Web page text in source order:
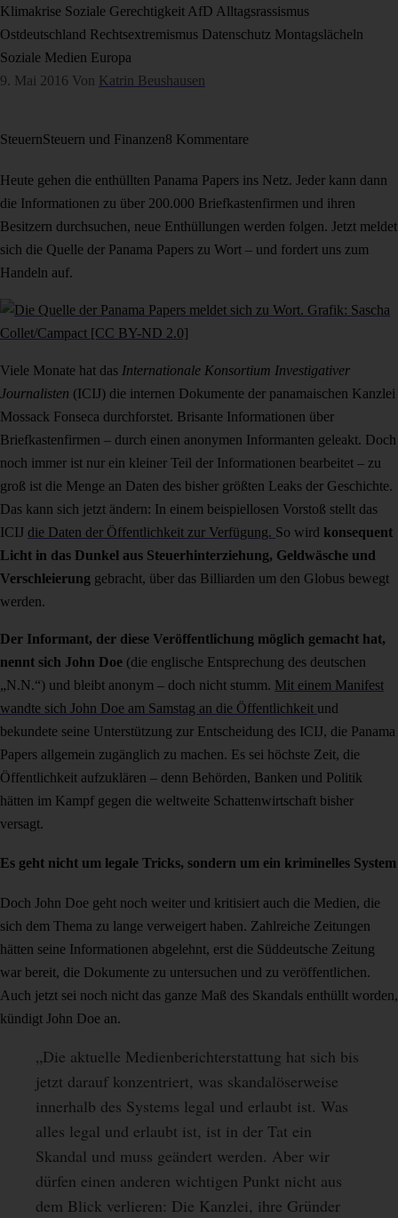
Klimakrise Soziale Gerechtigkeit AfD Alltagsrassismus
Ostdeutschland Rechtsextremismus Datenschutz Montagslächeln
Soziale Medien Europa
9. Mai 2016 Von Katrin Beushausen
SteuernSteuern und Finanzen8 Kommentare
Heute gehen die enthüllten Panama Papers ins Netz. Jeder kann dann
die Informationen zu über 200.000 Briefkastenfirmen und ihren
Besitzern durchsuchen, neue Enthüllungen werden folgen. Jetzt meldet
sich die Quelle der Panama Papers zu Wort – und fordert uns zum
Handeln auf.
Viele Monate hat das Internationale Konsortium Investigativer
Journalisten (ICIJ) die internen Dokumente der panamaischen Kanzlei
Mossack Fonseca durchforstet. Brisante Informationen über
Briefkastenfirmen – durch einen anonymen Informanten geleakt. Doch
noch immer ist nur ein kleiner Teil der Informationen bearbeitet – zu
groß ist die Menge an Daten des bisher größten Leaks der Geschichte.
Das kann sich jetzt ändern: In einem beispiellosen Vorstoß stellt das
ICIJ die Daten der Öffentlichkeit zur Verfügung. So wird konsequent
Licht in das Dunkel aus Steuerhinterziehung, Geldwäsche und
Verschleierung gebracht, über das Billiarden um den Globus bewegt
werden.
Der Informant, der diese Veröffentlichung möglich gemacht hat,
nennt sich John Doe (die englische Entsprechung des deutschen
„N.N.“) und bleibt anonym – doch nicht stumm. Mit einem Manifest
wandte sich John Doe am Samstag an die Öffentlichkeit und
bekundete seine Unterstützung zur Entscheidung des ICIJ, die Panama
Papers allgemein zugänglich zu machen. Es sei höchste Zeit, die
Öffentlichkeit aufzuklären – denn Behörden, Banken und Politik
hätten im Kampf gegen die weltweite Schattenwirtschaft bisher
versagt.
Es geht nicht um legale Tricks, sondern um ein kriminelles System
Doch John Doe geht noch weiter und kritisiert auch die Medien, die
sich dem Thema zu lange verweigert haben. Zahlreiche Zeitungen
hätten seine Informationen abgelehnt, erst die Süddeutsche Zeitung
war bereit, die Dokumente zu untersuchen und zu veröffentlichen.
Auch jetzt sei noch nicht das ganze Maß des Skandals enthüllt worden,
kündigt John Doe an.
„Die aktuelle Medienberichterstattung hat sich bis
jetzt darauf konzentriert, was skandalöserweise
innerhalb des Systems legal und erlaubt ist. Was
alles legal und erlaubt ist, ist in der Tat ein
Skandal und muss geändert werden. Aber wir
dürfen einen anderen wichtigen Punkt nicht aus
dem Blick verlieren: Die Kanzlei, ihre Gründer